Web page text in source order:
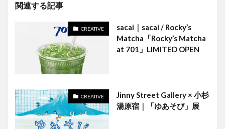
関連する記事
CREATIVE
sacai｜sacai / Rocky’s
Matcha「Rocky’s Matcha
at 701」LIMITED OPEN
CREATIVE
Jinny Street Gallery × 小杉
湯原宿｜「ゆあそび」展